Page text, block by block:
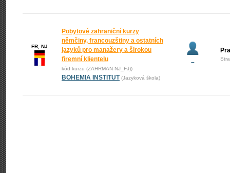
FR, NJ
Pobytové zahraniční kurzy
němčiny, francouzštiny a ostatních
jazyků pro manažery a širokou
firemní klientelu
kód kurzu (ZAHRMAN-NJ_FJ))
BOHEMIA INSTITUT (Jazyková škola)
–